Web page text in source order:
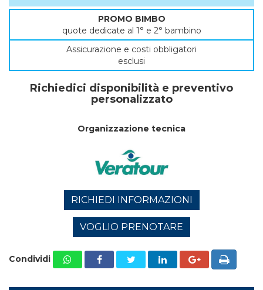
PROMO BIMBO
quote dedicate al 1° e 2° bambino
Assicurazione e costi obbligatori
esclusi
Richiedici disponibilità e preventivo
personalizzato
Organizzazione tecnica
RICHIEDI INFORMAZIONI
VOGLIO PRENOTARE
Condividi